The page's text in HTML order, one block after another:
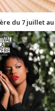
du 7 juillet